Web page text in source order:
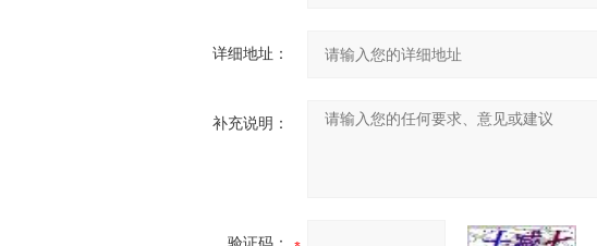
详细地址：
补充说明：